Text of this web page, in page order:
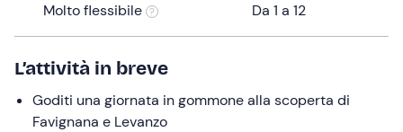
get
the
keyboard
shortcuts
Molto flessibile
Da 1 a 12
L’attività in breve
Goditi una giornata in gommone alla scoperta di
Favignana e Levanzo